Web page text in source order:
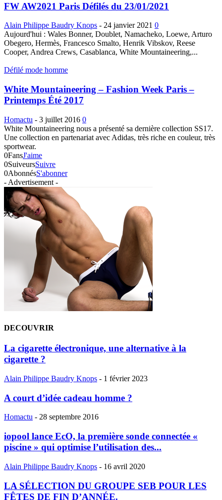
FW AW2021 Paris Défilés du 23/01/2021
Alain Philippe Baudry Knops - 24 janvier 2021 0
Aujourd'hui : Wales Bonner, Doublet, Namacheko, Loewe, Arturo
Obegero, Hermès, Francesco Smalto, Henrik Vibskov, Reese
Cooper, Andrea Crews, Casablanca, White Mountaineering,...
Défilé mode homme
White Mountaineering – Fashion Week Paris –
Printemps Été 2017
Homactu - 3 juillet 2016 0
White Mountaineering nous a présenté sa dernière collection SS17.
Une collection en partenariat avec Adidas, très riche en couleur, très
sportwear.
0FansJ'aime
0SuiveursSuivre
0AbonnésS'abonner
- Advertisement -
DECOUVRIR
La cigarette électronique, une alternative à la
cigarette ?
Alain Philippe Baudry Knops - 1 février 2023
A court d’idée cadeau homme ?
Homactu - 28 septembre 2016
iopool lance EcO, la première sonde connectée «
piscine » qui optimise l’utilisation des...
Alain Philippe Baudry Knops - 16 avril 2020
LA SÉLECTION DU GROUPE SEB POUR LES
FÊTES DE FIN D’ANNÉE.